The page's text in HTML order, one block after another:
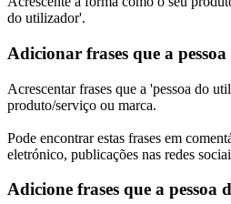
do utilizador'.
Adicionar frases que a
Acrescentar frases que a 'pessoa do
produto/serviço ou marca.
Pode encontrar estas frases em
eletrónico, publicações nas redes
Adicione frases que a pessoa